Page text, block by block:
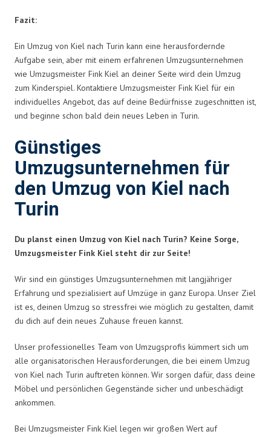
Fazit:
Ein Umzug von Kiel nach Turin kann eine herausfordernde
Aufgabe sein, aber mit einem erfahrenen Umzugsunternehmen
wie Umzugsmeister Fink Kiel an deiner Seite wird dein Umzug
zum Kinderspiel. Kontaktiere Umzugsmeister Fink Kiel für ein
individuelles Angebot, das auf deine Bedürfnisse zugeschnitten ist,
und beginne schon bald dein neues Leben in Turin.
Günstiges
Umzugsunternehmen für
den Umzug von Kiel nach
Turin
Du planst einen Umzug von Kiel nach Turin? Keine Sorge,
Umzugsmeister Fink Kiel steht dir zur Seite!
Wir sind ein günstiges Umzugsunternehmen mit langjähriger
Erfahrung und spezialisiert auf Umzüge in ganz Europa. Unser Ziel
ist es, deinen Umzug so stressfrei wie möglich zu gestalten, damit
du dich auf dein neues Zuhause freuen kannst.
Unser professionelles Team von Umzugsprofis kümmert sich um
alle organisatorischen Herausforderungen, die bei einem Umzug
von Kiel nach Turin auftreten können. Wir sorgen dafür, dass deine
Möbel und persönlichen Gegenstände sicher und unbeschädigt
ankommen.
Bei Umzugsmeister Fink Kiel legen wir großen Wert auf